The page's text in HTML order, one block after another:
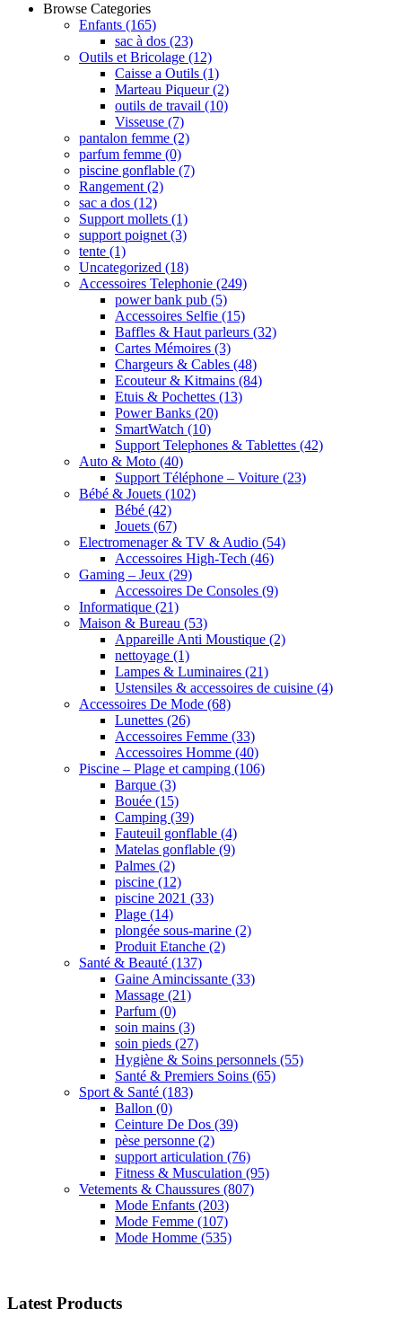
Browse Categories
Enfants (165)
sac à dos (23)
Outils et Bricolage (12)
Caisse a Outils (1)
Marteau Piqueur(2)
outils de travail (10)
Visseuse (7)
pantalon femme (2)
parfum femme (0)
piscine gonflable (7)
Rangement (2)
sac a dos (12)
Support mollets (1)
support poignet (3)
tente (1)
Uncategorized (18)
Accessoires Telephonie (249)
power bank pub (5)
Accessoires Selfie (15)
Baffles & Haut parleurs (32)
Cartes Mémoires (3)
Chargeurs & Cables (48)
Ecouteur & Kitmains (84)
Etuis & Pochettes (13)
Power Banks (20)
SmartWatch (10)
Support Telephones & Tablettes (42)
Auto & Moto (40)
Support Téléphone – Voiture (23)
Bébé & Jouets (102)
Bébé (42)
Jouets (67)
Electromenager & TV & Audio (54)
Accessoires High-Tech (46)
Gaming – Jeux (29)
Accessoires De Consoles (9)
Informatique (21)
Maison & Bureau (53)
Appareille Anti Moustique (2)
nettoyage (1)
Lampes & Luminaires (21)
Ustensiles & accessoires de cuisine (4)
Accessoires De Mode (68)
Lunettes (26)
Accessoires Femme (33)
Accessoires Homme (40)
Piscine – Plage et camping (106)
Barque (3)
Bouée (15)
Camping (39)
Fauteuil gonflable (4)
Matelas gonflable (9)
Palmes (2)
piscine (12)
piscine 2021 (33)
Plage (14)
plongée sous-marine (2)
Produit Etanche (2)
Santé & Beauté (137)
Gaine Amincissante (33)
Massage (21)
Parfum (0)
soin mains (3)
soin pieds (27)
Hygiène & Soins personnels (55)
Santé & Premiers Soins (65)
Sport & Santé (183)
Ballon (0)
Ceinture De Dos (39)
pèse personne (2)
support articulation (76)
Fitness & Musculation (95)
Vetements & Chaussures (807)
Mode Enfants (203)
Mode Femme (107)
Mode Homme (535)
Latest Products